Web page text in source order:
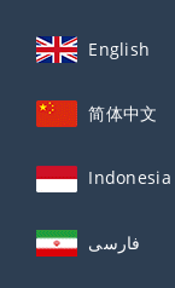
English
简体中文
Indonesia
فارسی